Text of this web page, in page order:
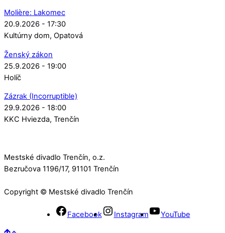
Molière: Lakomec
20.9.2026 - 17:30
Kultúrny dom Opatová
Ženský zákon
25.9.2026 - 19:00
Holíč
Zázrak (Incorruptible)
29.9.2026 - 18:00
KKC Hviezda Trenčín
Mestské divadlo Trenčín, o.z.
Bezručova 1196/17, 91101 Trenčín
Copyright © Mestské divadlo Trenčín
Facebook Instagram YouTube